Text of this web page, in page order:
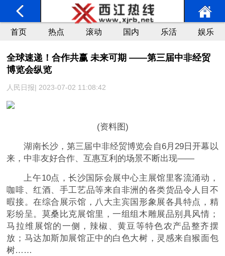
首页 热点 滚动 国内 乐活 娱乐
全球速递！合作共赢 未来可期 ——第三届中非经贸
博览会纵览
人民日报| 2023-07-02 11:08:42
(资料图)
湖南长沙，第三届中非经贸博览会自6月29日开幕以
来，中非友好合作、互惠互利的场景不断出现——
上午10点，长沙国际会展中心主展馆里客流涌动，
咖啡、红酒、手工艺品等来自非洲的各类货品令人目不
暇接。在综合展示馆，八大主宾国形象展各具特点，精
彩纷呈。莫桑比克展馆里，一组组木雕展品别具风情；
马拉维展馆的一侧，辣椒、黄豆等特色农产品整齐摆
放；马达加斯加展馆正中的白色大树，灵感来自猴面包
树……